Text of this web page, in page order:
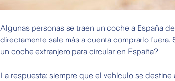
Algunas personas se traen un coche a España
directamente sale más a cuenta comprarlo
un coche extranjero para circular en España?
La respuesta: siempre que el vehículo se